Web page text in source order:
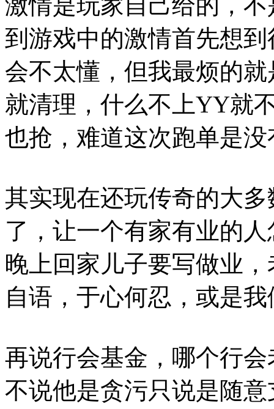
到游戏中的激情首先想
会不太懂，但我最烦的
就清理，什么不上YY就
也抢，难道这次跑单是
其实现在还玩传奇的大
了，让一个有家有业的
晚上回家儿子要写做业
自语，于心何忍，或是
再说行会基金，哪个行
不说他是贪污只说是随